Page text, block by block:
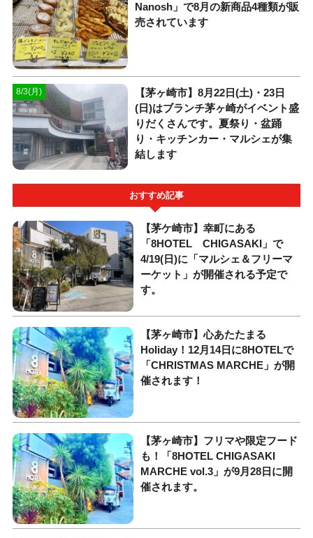
Nanosh」で8月の新商品4種類が販
売されています
8/3(月)
【茅ヶ崎市】8月22日(土)・23日
(日)はブランチ茅ヶ崎がイベント盛
りだくさんです。夏祭り・盆踊
り・キッチンカー・マルシェが集
結します
おすすめ記事
【茅ケ崎市】幸町にある
「8HOTEL CHIGASAKI」で
4/19(日)に「マルシェ＆フリーマ
ーケット」が開催される予定で
す。
【茅ヶ崎市】心あたたまる
Holiday！12月14日に8HOTELで
「CHRISTMAS MARCHE」が開
催されます！
【茅ヶ崎市】フリマや限定フード
も！「8HOTEL CHIGASAKI
MARCHE vol.3」が9月28日に開
催されます。